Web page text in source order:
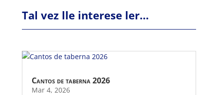
Tal vez lle interese ler…
Cantos de taberna 2026
Mar 4, 2026